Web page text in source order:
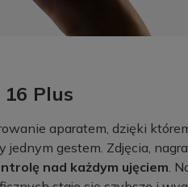
Plus
aparatem, dzięki
jednym gestem. Zdjęcia,
nad każdym ujęciem .